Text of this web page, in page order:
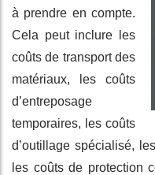
à prendre en compte.
Cela peut inclure les
coûts de transport des
matériaux, les coûts
d’entreposage
temporaires, les coûts
d’outillage spécialisé,
les coûts de protection